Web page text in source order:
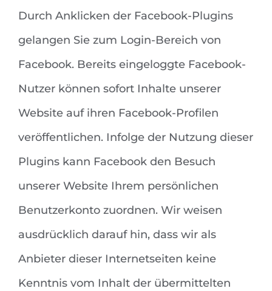
Durch Anklicken der Facebook-Plugins
gelangen Sie zum Login-Bereich von
Facebook. Bereits eingeloggte Facebook-
Nutzer können sofort Inhalte unserer
Website auf ihren Facebook-Profilen
veröffentlichen. Infolge der Nutzung dieser
Plugins kann Facebook den Besuch
unserer Website Ihrem persönlichen
Benutzerkonto zuordnen. Wir weisen
ausdrücklich darauf hin, dass wir als
Anbieter dieser Internetseiten keine
Kenntnis vom Inhalt der übermittelten